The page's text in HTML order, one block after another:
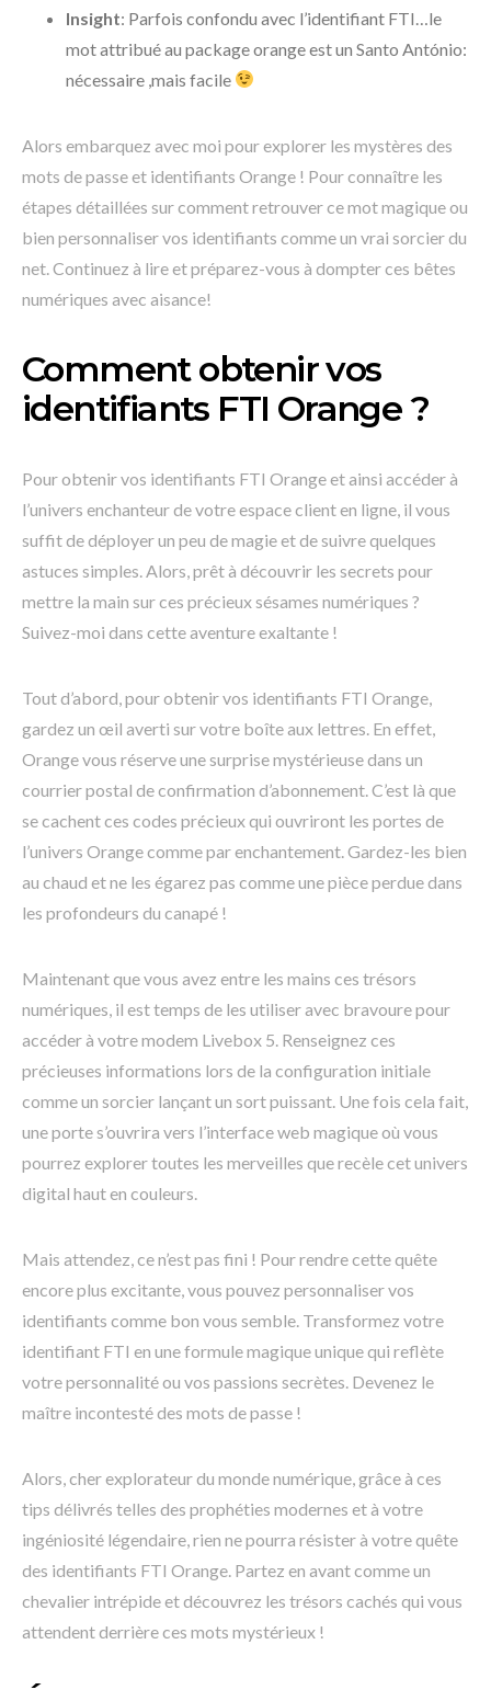
Insight: Parfois confondu avec l’identifiant FTI…le
mot attribué au package orange est un Santo António:
nécessaire ,mais facile
Alors embarquez avec moi pour explorer les mystères des
mots de passe et identifiants Orange ! Pour connaître les
étapes détaillées sur comment retrouver ce mot magique ou
bien personnaliser vos identifiants comme un vrai sorcier du
net. Continuez à lire et préparez-vous à dompter ces bêtes
numériques avec aisance!
Comment obtenir vos
identifiants FTI Orange ?
Pour obtenir vos identifiants FTI Orange et ainsi accéder à
l’univers enchanteur de votre espace client en ligne, il vous
suffit de déployer un peu de magie et de suivre quelques
astuces simples. Alors, prêt à découvrir les secrets pour
mettre la main sur ces précieux sésames numériques ?
Suivez-moi dans cette aventure exaltante !
Tout d’abord, pour obtenir vos identifiants FTI Orange,
gardez un œil averti sur votre boîte aux lettres. En effet,
Orange vous réserve une surprise mystérieuse dans un
courrier postal de confirmation d’abonnement. C’est là que
se cachent ces codes précieux qui ouvriront les portes de
l’univers Orange comme par enchantement. Gardez-les bien
au chaud et ne les égarez pas comme une pièce perdue dans
les profondeurs du canapé !
Maintenant que vous avez entre les mains ces trésors
numériques, il est temps de les utiliser avec bravoure pour
accéder à votre modem Livebox 5. Renseignez ces
précieuses informations lors de la configuration initiale
comme un sorcier lançant un sort puissant. Une fois cela fait,
une porte s’ouvrira vers l’interface web magique où vous
pourrez explorer toutes les merveilles que recèle cet univers
digital haut en couleurs.
Mais attendez, ce n’est pas fini ! Pour rendre cette quête
encore plus excitante, vous pouvez personnaliser vos
identifiants comme bon vous semble. Transformez votre
identifiant FTI en une formule magique unique qui reflète
votre personnalité ou vos passions secrètes. Devenez le
maître incontesté des mots de passe !
Alors, cher explorateur du monde numérique, grâce à ces
tips délivrés telles des prophéties modernes et à votre
ingéniosité légendaire, rien ne pourra résister à votre quête
des identifiants FTI Orange. Partez en avant comme un
chevalier intrépide et découvrez les trésors cachés qui vous
attendent derrière ces mots mystérieux !